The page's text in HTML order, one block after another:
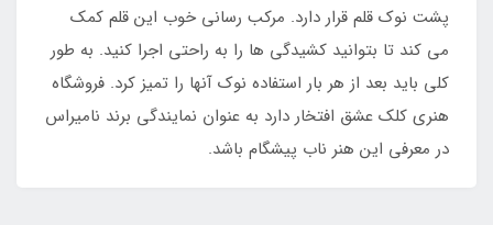
پشت نوک قلم قرار دارد. مرکب رسانی خوب این قلم کمک
می کند تا بتوانید کشیدگی ها را به راحتی اجرا کنید. به طور
کلی باید بعد از هر بار استفاده نوک آنها را تمیز کرد. فروشگاه
هنری کلک عشق افتخار دارد به عنوان نمایندگی برند نامیراس
در معرفی این هنر ناب پیشگام باشد.